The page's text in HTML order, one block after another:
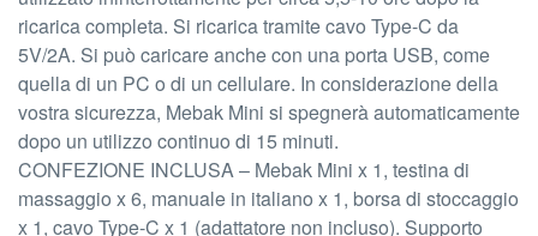
ricarica completa. Si ricarica tramite cavo Type-C da
5V/2A. Si può caricare anche con una porta USB, come
quella di un PC o di un cellulare. In considerazione della
vostra sicurezza, Mebak Mini si spegnerà automaticamente
dopo un utilizzo continuo di 15 minuti.
CONFEZIONE INCLUSA – Mebak Mini x 1, testina di
massaggio x 6, manuale in italiano x 1, borsa di stoccaggio
x 1, cavo Type-C x 1 (adattatore non incluso). Supporto